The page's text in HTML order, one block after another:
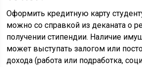
Оформить кредитную карту
можно со справкой из деканата о
получении стипендии. Наличие
может выступать залогом или
дохода (работа или подработка,